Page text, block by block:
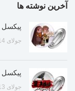
آخرین نوشته ها
پیکسل
جولای 14, 2026
پیکسل
جولای 13, 2024